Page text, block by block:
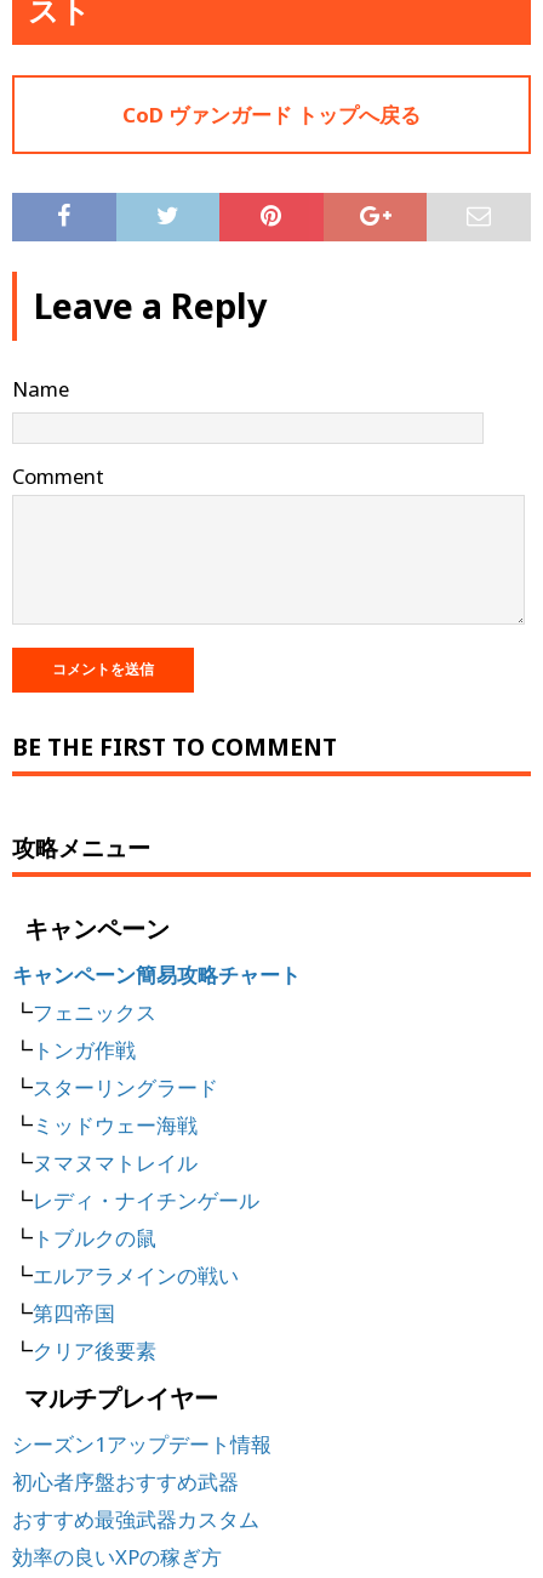
スト
CoD ヴァンガード トップへ戻る
Leave a Reply
Name
Comment
BE THE FIRST TO COMMENT
攻略メニュー
キャンペーン
キャンペーン簡易攻略チャート
┗フェニックス
┗ トンガ作戦
┗スターリングラード
┗ミッドウェー海戦
┗ヌマヌマトレイル
┗レディ・ナイチンゲール
┗ トブルクの鼠
┗エルアラメインの戦い
┗第四帝国
┗クリア後要素
マルチプレイヤー
シーズン1アップデート情報
初心者序盤おすすめ武器
おすすめ最強武器カスタム
効率の良いXPの稼ぎ方